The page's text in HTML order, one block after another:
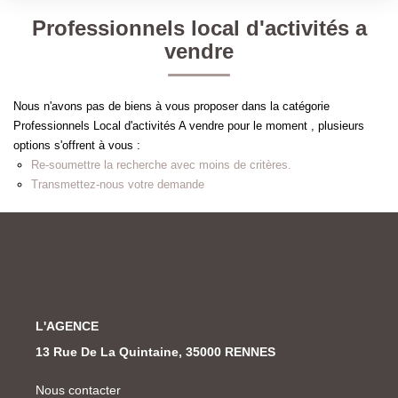
ESTIMER
Type de bien
Surface min
Créer une alerte
Professionnels local d'activités a
vendre
Nous n'avons pas de biens à vous proposer dans la catégorie
Professionnels Local d'activités A vendre pour le moment , plusieurs
options s'offrent à vous :
Re-soumettre la recherche avec moins de critères.
Transmettez-nous votre demande
L'AGENCE
13 Rue De La Quintaine, 35000 RENNES
Nous contacter